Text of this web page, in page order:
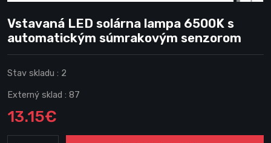
Vstavaná LED solárna lampa 6500K s
automatickým súmrakovým senzorom
Stav skladu : 2
Externý sklad : 87
13.15€